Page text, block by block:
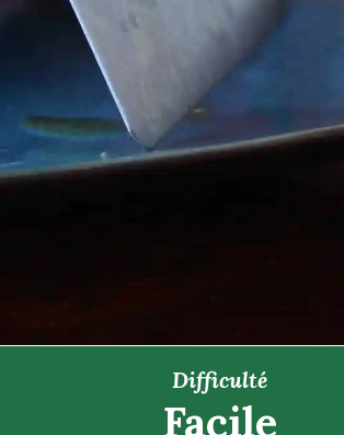
Difficulté
Facile